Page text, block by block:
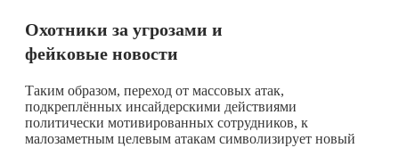
Охотники за угрозами и
фейковые новости
Таким образом, переход от массовых атак,
подкреплённых инсайдерскими действиями
политически мотивированных сотрудников, к
малозаметным целевым атакам символизирует новый